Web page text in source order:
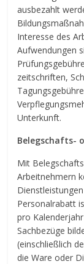
ausbezahlt
Interesse des
Aufwendungen
zeitschriften,
Unterkunft.
Belegschafts-
Mit
Arbeitnehmern
Per­so­nal­rabatt
pro
Sachbezüge
(einschließlich
die Ware oder